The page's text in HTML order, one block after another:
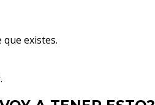
existes.